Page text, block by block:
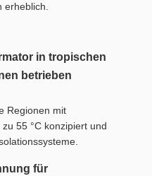
erheblich.
in tropischen
betrieben
Regionen mit
55 °C konzipiert und
für